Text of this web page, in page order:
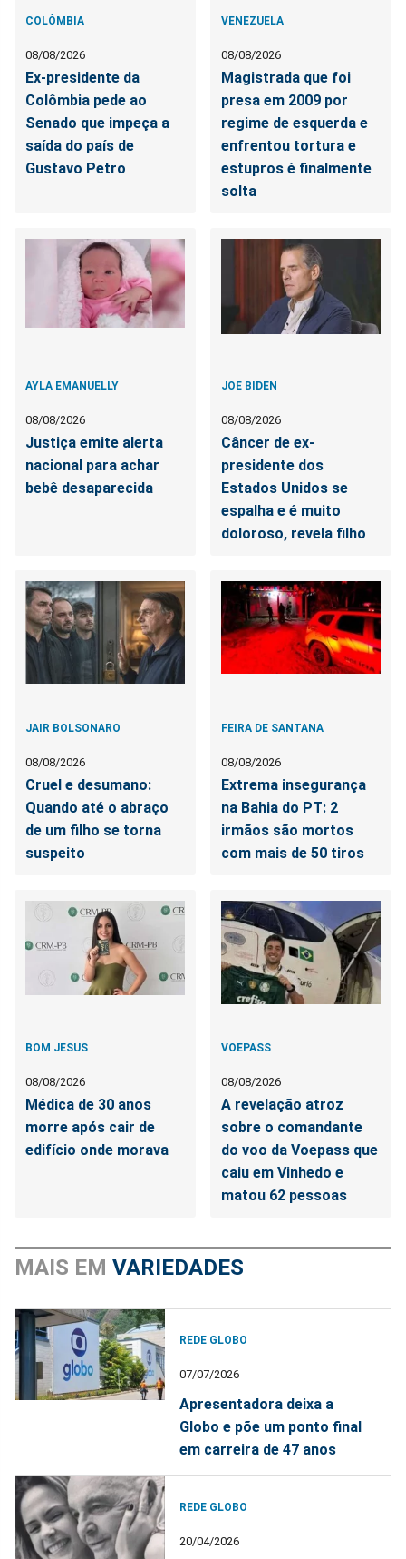
COLÔMBIA
08/08/2026
Ex-presidente da
Colômbia pede ao
Senado que impeça a
saída do país de
Gustavo Petro
VENEZUELA
08/08/2026
Magistrada que foi
presa em 2009 por
regime de esquerda e
enfrentou tortura e
estupros é finalmente
solta
AYLA EMANUELLY
08/08/2026
Justiça emite alerta
nacional para achar
bebê desaparecida
JOE BIDEN
08/08/2026
Câncer de ex-
presidente dos
Estados Unidos se
espalha e é muito
doloroso, revela filho
JAIR BOLSONARO
08/08/2026
Cruel e desumano:
Quando até o abraço
de um filho se torna
suspeito
FEIRA DE SANTANA
08/08/2026
Extrema insegurança
na Bahia do PT: 2
irmãos são mortos
com mais de 50 tiros
BOM JESUS
08/08/2026
Médica de 30 anos
morre após cair de
edifício onde morava
VOEPASS
08/08/2026
A revelação atroz
sobre o comandante
do voo da Voepass que
caiu em Vinhedo e
matou 62 pessoas
MAIS EM VARIEDADES
REDE GLOBO
07/07/2026
Apresentadora deixa a
Globo e põe um ponto final
em carreira de 47 anos
REDE GLOBO
20/04/2026